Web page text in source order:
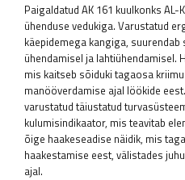
Paigaldatud AK 161 kuulkonks
ühenduse vedukiga. Varustatud
käepidemega kangiga,
ühendamisel ja lahtiühendamisel.
mis kaitseb sõiduki tagaosa
manööverdamise ajal löökide
varustatud täiustatud
kulumisindikaator, mis teavitab
õige haakeseadise näidik, mis
haakestamise eest, välistades
ajal.